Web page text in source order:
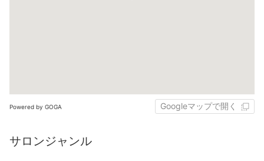
Powered by GOGA Googleマップで開く
サロンジャンル